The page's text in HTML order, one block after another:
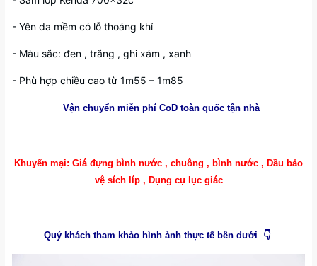
- Yên da mềm có lỗ thoáng khí
- Màu sắc: đen , trắng , ghi xám , xanh
- Phù hợp chiều cao từ 1m55 – 1m85
Vận chuyển miễn phí CoD toàn quốc tận nhà
Khuyến mại: Giá đựng bình nước , chuông , bình nước , Dầu bảo
vệ sích líp , Dụng cụ lục giác
Quý khách tham khảo hình ảnh thực tế bên dưới 👇